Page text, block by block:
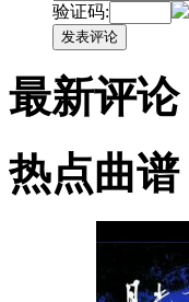
验证码:
发表评论
最新评论
热点曲谱